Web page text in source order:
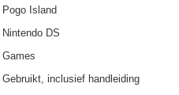
Pogo Island
Nintendo DS
Games
Gebruikt, inclusief handleiding